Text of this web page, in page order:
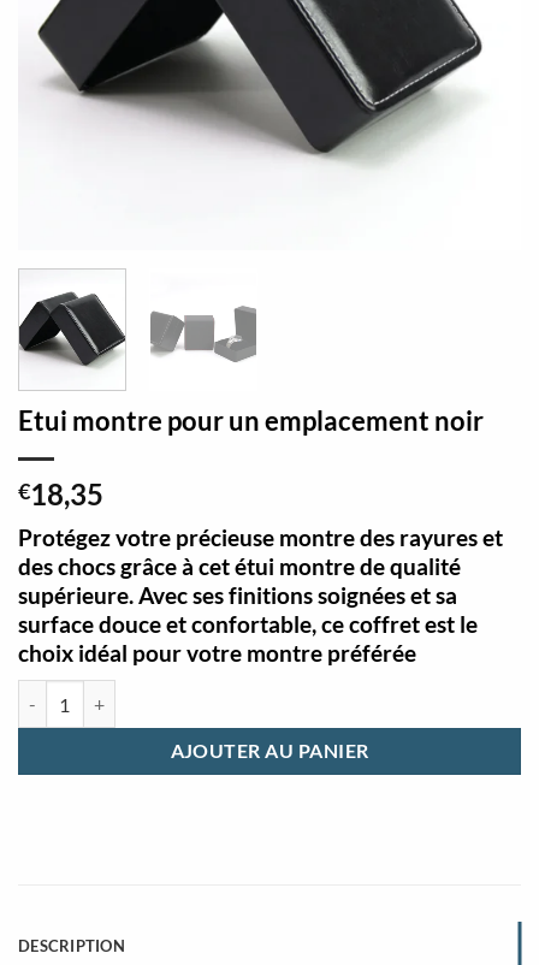
Etui montre pour un emplacement noir
€18,35
Protégez votre précieuse montre des rayures et
des chocs grâce à cet étui montre de qualité
supérieure. Avec ses finitions soignées et sa
surface douce et confortable, ce coffret est le
choix idéal pour votre montre préférée
AJOUTER AU PANIER
DESCRIPTION